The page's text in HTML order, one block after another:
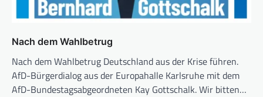
Nach dem Wahlbetrug
Nach dem Wahlbetrug Deutschland aus der Krise führen.
AfD-Bürgerdialog aus der Europahalle Karlsruhe mit dem
AfD-Bundestagsabgeordneten Kay Gottschalk. Wir bitten…